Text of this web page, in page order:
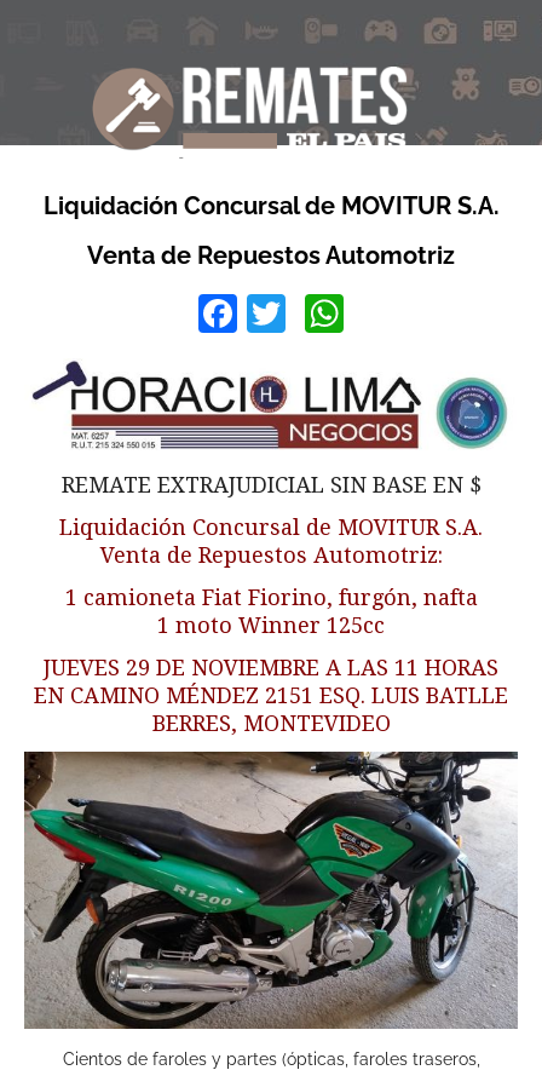
Liquidación Concursal de MOVITUR S.A.
Venta de Repuestos Automotriz
Facebook
Twitter
REMATE EXTRAJUDICIAL SIN BASE EN $
Liquidación Concursal de MOVITUR S.A.
Venta de Repuestos Automotriz:
1 camioneta Fiat Fiorino, furgón, nafta
1 moto Winner 125cc
JUEVES 29 DE NOVIEMBRE A LAS 11 HORAS
EN CAMINO MÉNDEZ 2151 ESQ. LUIS BATLLE
BERRES, MONTEVIDEO
Cientos de faroles y partes (ópticas, faroles traseros,